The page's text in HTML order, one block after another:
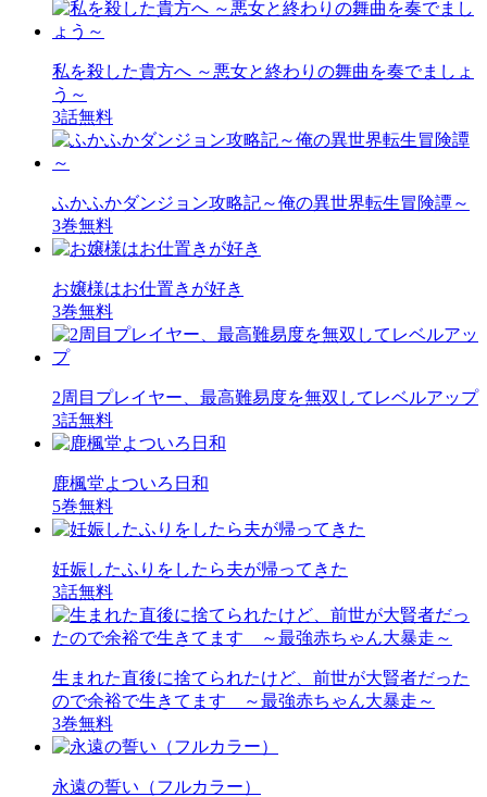
私を殺した貴方へ ～悪女と終わりの舞曲を奏でましょ
う～
3話無料
ふかふかダンジョン攻略記～俺の異世界転生冒険譚～
3巻無料
お嬢様はお仕置きが好き
3巻無料
2周目プレイヤー、最高難易度を無双してレベルアップ
3話無料
鹿楓堂よついろ日和
5巻無料
妊娠したふりをしたら夫が帰ってきた
3話無料
生まれた直後に捨てられたけど、前世が大賢者だった
ので余裕で生きてます ～最強赤ちゃん大暴走～
3巻無料
永遠の誓い（フルカラー）